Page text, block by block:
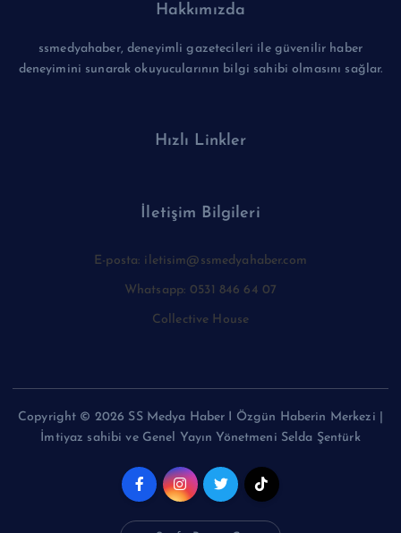
Hakkımızda
ssmedyahaber, deneyimli gazetecileri ile güvenilir haber
deneyimini sunarak okuyucularının bilgi sahibi olmasını sağlar.
Hızlı Linkler
İletişim Bilgileri
E-posta: iletisim@ssmedyahaber.com
Whatsapp: 0531 846 64 07
Collective House
Copyright © 2026 SS Medya Haber I Özgün Haberin Merkezi |
İmtiyaz sahibi ve Genel Yayın Yönetmeni Selda Şentürk